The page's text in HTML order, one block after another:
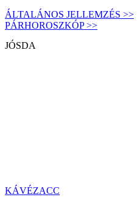
ÁLTALÁNOS JELLEMZÉS >>
PÁRHOROSZKÓP >>
JÓSDA
KÁVÉZACC